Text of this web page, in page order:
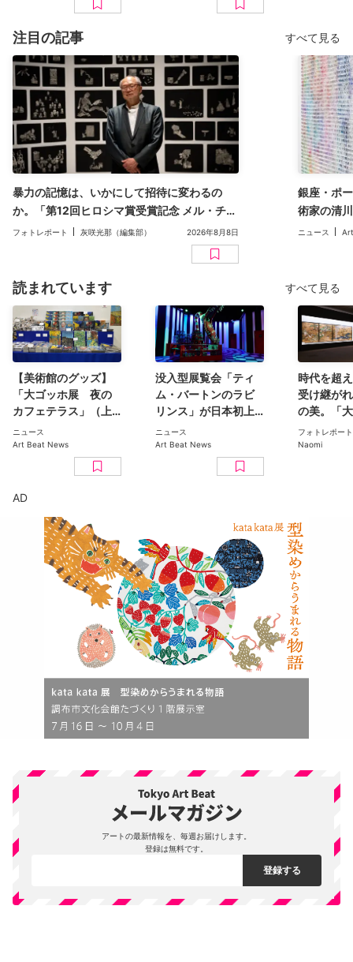
施設詳細が明らかに
で開幕
注目の記事 すべて見る
暴力の記憶は、いかにして招待に変わるの
か。「第12回ヒロシマ賞受賞記念 メル・チン
展」（広島市現代美術館）レポート
フォトレポート 灰咲光那（編集部） 2026年8月8日
銀座・ポ
術家の清
二人展「
ニュース
読まれています すべて見る
【美術館のグッズ】
「大ゴッホ展 夜の
カフェテラス」（上
野の森美術館）で見
つけた、編集部おす
すめグッズ10選
ニュース
Art Beat News
没入型展覧会「ティ
ム・バートンのラビ
リンス」が日本初上
陸。豊洲のCREVIA
BASE Tokyoで11月開
ニュース
Art Beat News
時代を超
受け継が
の美。「
日本美術
ン 百花繚乱〜海を越
フォトレポート
Naomi
AD
アートの最新情報を、毎週お届けします。
登録は無料です。